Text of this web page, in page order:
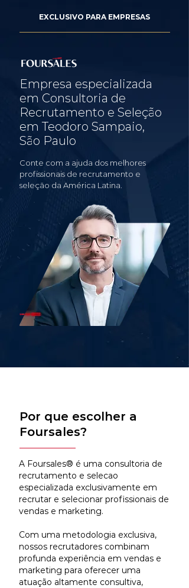
EXCLUSIVO PARA EMPRESAS
Empresa especializada
em Consultoria de
Recrutamento e Seleção
em Teodoro Sampaio,
São Paulo
Conte com a ajuda dos melhores
profissionais de recrutamento e
seleção da América Latina.
Por que escolher a
Foursales?
A Foursales® é uma consultoria de
recrutamento e selecao
especializada exclusivamente em
recrutar e selecionar profissionais de
vendas e marketing.
Com uma metodologia exclusiva,
nossos recrutadores combinam
profunda experiência em vendas e
marketing para oferecer uma
atuação altamente consultiva,